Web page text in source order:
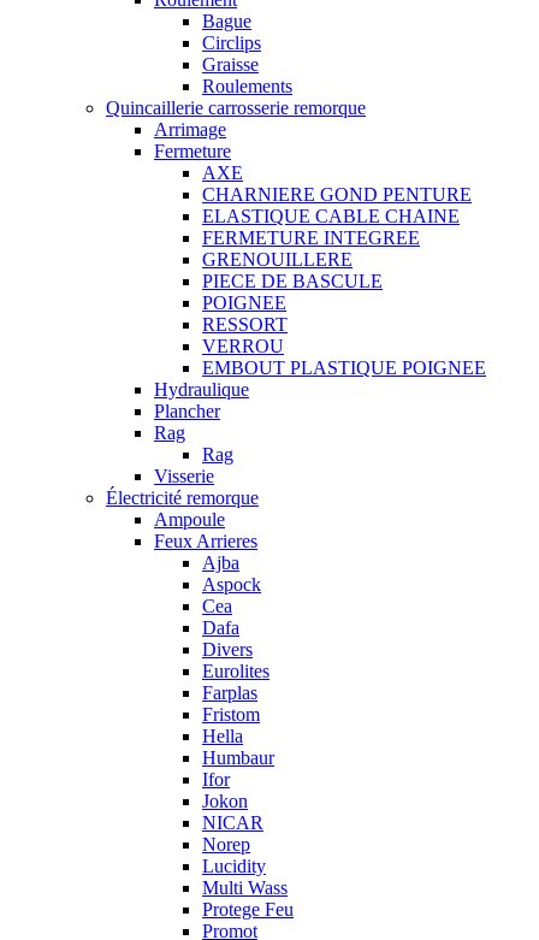
Bague
Circlips
Graisse
Roulements
Quincaillerie carrosserie remorque
Arrimage
Fermeture
AXE
CHARNIERE GOND PENTURE
ELASTIQUE CABLE CHAINE
FERMETURE INTEGREE
GRENOUILLERE
PIECE DE BASCULE
POIGNEE
RESSORT
VERROU
EMBOUT PLASTIQUE POIGNEE
Hydraulique
Plancher
Rag
Rag
Visserie
Électricité remorque
Ampoule
Feux Arrieres
Ajba
Aspock
Cea
Dafa
Divers
Eurolites
Farplas
Fristom
Hella
Humbaur
Ifor
Jokon
NICAR
Norep
Lucidity
Multi Wass
Protege Feu
Promot